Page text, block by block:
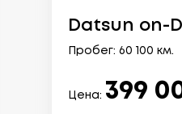
Datsun on-
Пробег: 60 100 км.
Цена: 399